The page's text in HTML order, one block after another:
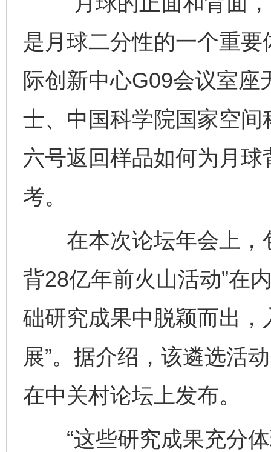
是月球二分性的一个重
际创新中心G09会议室
士、中国科学院国家空
六号返回样品如何为月
考。
在本次论坛年会上，
背28亿年前火山活动”在
础研究成果中脱颖而出，
展”。据介绍，该遴选活
在中关村论坛上发布。
“这些研究成果充分体